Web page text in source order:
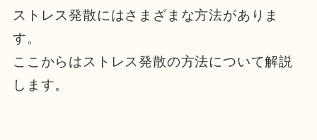
ストレス発散にはさまざまな方法がありま
す。
ここからはストレス発散の方法について解説
します。